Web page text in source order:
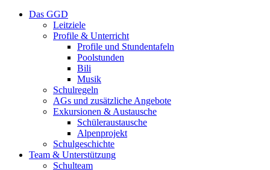
Das GGD
Leitziele
Profile & Unterricht
Profile und Stundentafeln
Poolstunden
Bili
Musik
Schulregeln
AGs und zusätzliche Angebote
Exkursionen & Austausche
Schüleraustausche
Alpenprojekt
Schulgeschichte
Team & Unterstützung
Schulteam